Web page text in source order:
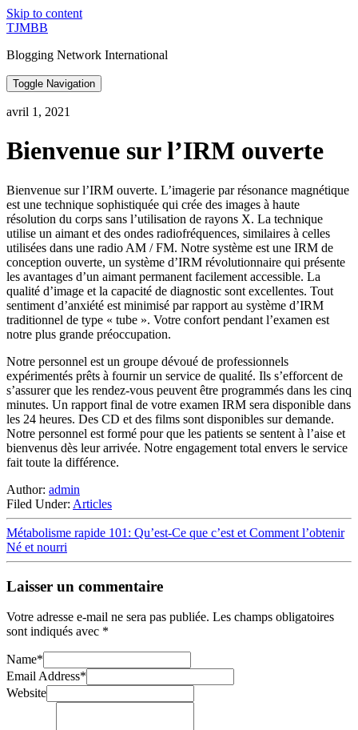
Skip to content
TJMBB
Blogging Network International
Toggle Navigation
avril 1, 2021
Bienvenue sur l’IRM ouverte
Bienvenue sur l’IRM ouverte. L’imagerie par résonance magnétique
est une technique sophistiquée qui crée des images à haute
résolution du corps sans l’utilisation de rayons X. La technique
utilise un aimant et des ondes radiofréquences, similaires à celles
utilisées dans une radio AM / FM. Notre système est une IRM de
conception ouverte, un système d’IRM révolutionnaire qui présente
les avantages d’un aimant permanent facilement accessible. La
qualité d’image et la capacité de diagnostic sont excellentes. Tout
sentiment d’anxiété est minimisé par rapport au système d’IRM
traditionnel de type « tube ». Votre confort pendant l’examen est
notre plus grande préoccupation.
Notre personnel est un groupe dévoué de professionnels
expérimentés prêts à fournir un service de qualité. Ils s’efforcent de
s’assurer que les rendez-vous peuvent être programmés dans les cinq
minutes. Un rapport final de votre examen IRM sera disponible dans
les 24 heures. Des CD et des films sont disponibles sur demande.
Notre personnel est formé pour que les patients se sentent à l’aise et
bienvenus dès leur arrivée. Notre engagement total envers le service
fait toute la différence.
Author: admin
Filed Under: Articles
Métabolisme rapide 101: Qu’est-Ce que c’est et Comment l’obtenir
Né et nourri
Laisser un commentaire
Votre adresse e-mail ne sera pas publiée. Les champs obligatoires
sont indiqués avec *
Name*
Email Address*
Website